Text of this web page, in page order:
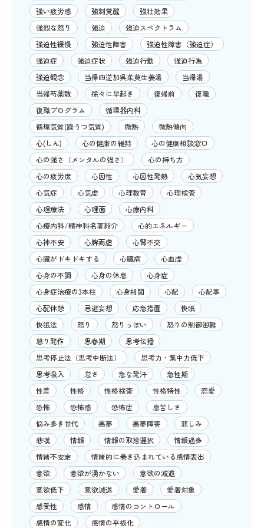
強い疲労感
強制覚醒
強壮効果
強烈な怒り
強迫
強迫スペクトラム
強迫性緩慢
強迫性障害
強迫性障害（強迫症）
強迫症
強迫症状 強迫行動
強迫行為
強迫観念
当帰四逆加呉茱萸生姜湯
当帰湯
当帰芍薬散
徐々に早起き 復帰前
復職
復職プログラム
循環器内科
循環気質(躁うつ気質)
微熱
微熱傾向
心(しん)
心の健康の維持
心の健康相談窓口
心の強さ（メンタルの強さ）
心の持ち方
心の疲労度
心因性 心因性発熱
心気妄想
心気症
心気虚 心理教育
心理検査
心理療法
心理面
心療内科
心療内科/精神科名著紹介
心的エネルギー
心神不安
心脾両虚
心腎不交
心臓がドキドキする
心臓病
心血虚
心身の不調
心身の休息
心身症
心身症治療の3本柱
心身相関 心配
心配事
心配休憩
忌避妄想 応急措置
快眠
快眠法
怒り 怒りっぽい
怒りの制御困難
怒り発作
思春期
思考伝播
思考停止法（思考中断法）
思考力・集中力低下
思考吸入
怠さ 急な発汗
急性期
性差
性格 性格検査 性格特性
恋愛
恐怖
恐怖感 恐怖症
息苦しさ
悩み多き世代
悪夢 悪夢障害
悲しみ
悲嘆
情報 情報の取捨選択
情報過多
情緒不安定
情緒的に巻き込まれている感情表出
意欲
意欲が湧かない
意欲の減退
意欲低下
意欲減退 愛着
愛着対象
感受性
感情
感情のコントロール
感情の変化
感情の平板化